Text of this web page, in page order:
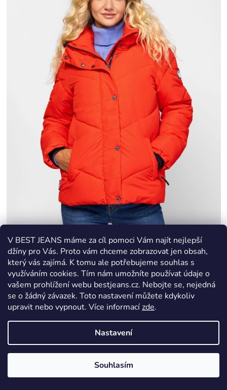
V BEST JEANS máme za cíl pomoci Vám najít nejlepší
džíny pro Vás. Proto vám chceme zobrazovat jen obsah,
který vás zajímá. K tomu ale potřebujeme souhlas s
využíváním cookies. Tím nám umožníte používat údaje o
vašem prohlížení webu bestjeans.cz. Nebojte se, nejedná
se o žádný závazek. Toto nastavení můžete kdykoliv
upravit nebo vypnout. Více informacízde.
Nastavení
Souhlasím
Dámská bunda Heavy Tools NEMSI T34006W2503
Skladem
1 679 Kč
2 399 Kč
DETAIL